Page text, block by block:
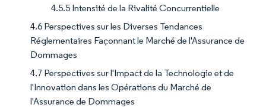
4.5.5 Intensité de la Rivalité Concurrentielle
4.6 Perspectives sur les Diverses Tendances
Réglementaires Façonnant le Marché de l'Assurance de
Dommages
4.7 Perspectives sur l'Impact de la Technologie et de
l'Innovation dans les Opérations du Marché de
l'Assurance de Dommages